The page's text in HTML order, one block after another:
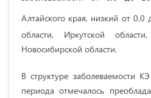
Алтайского края, низкий от 0,0
области, Иркутской
Новосибирской области.
В структуре заболеваемости
периода отмечалось